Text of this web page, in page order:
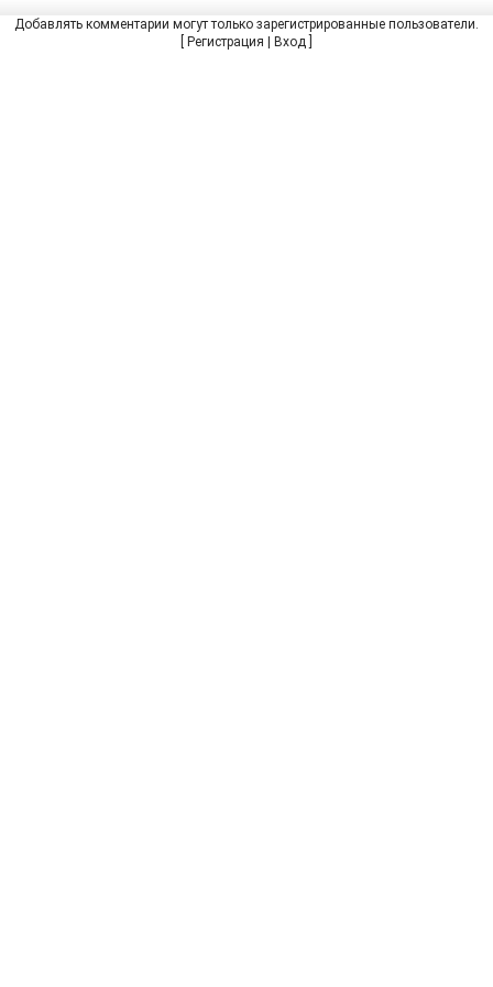
Добавлять комментарии могут только зарегистрированные пользователи.
Регистрация | Вход